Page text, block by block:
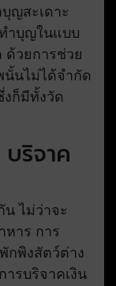
ญสะเดาะ
ำบุญในแบบ
ด้วยการช่วย
นไม่ได้จำกัด
ก็มีทั้งวัด
บริจาค
ไม่ว่าจะ
หาร การ
กพิงสัตว์ต่าง
รบริจาคเงิน